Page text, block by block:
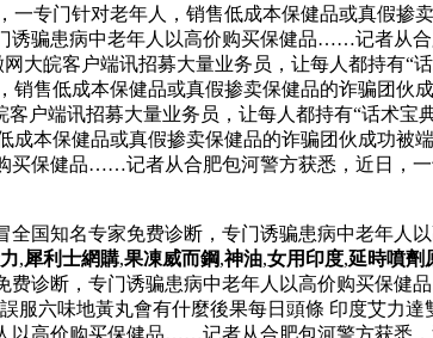
专门针对老年人，销售低成本保健品或真假掺
诱骗患病中老年人以高价购买保健品……记者从
大皖客户端讯招募大量业务员，让每人都持有“
售低成本保健品或真假掺卖保健品的诈骗团伙
客户端讯招募大量业务员，让每人都持有“话术
本保健品或真假掺卖保健品的诈骗团伙成功被
买保健品……记者从合肥包河警方获悉，近日，
全国知名专家免费诊断，专门诱骗患病中老年
,犀利士網購,果凍威而鋼,神油,女用印度,延時噴劑
费诊断，专门诱骗患病中老年人以高价购买保
六味地黃丸會有什麼後果每日頭條 印度艾力
以高价购买保健品……记者从合肥包河警方获悉